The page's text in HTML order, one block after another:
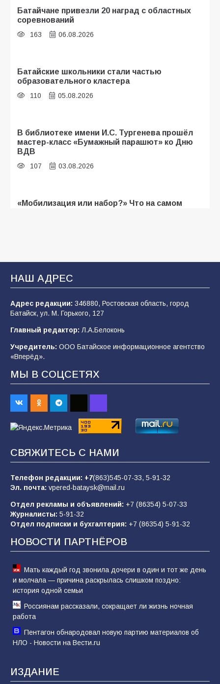
Батайчане привезли 20 наград с областных
соревнований
163 06.08.2026
Батайские школьники стали частью
образовательного кластера
110 05.08.2026
В библиотеке имени И.С. Тургенева прошёл
мастер-класс «Бумажный парашют» ко Дню
ВДВ
107 03.08.2026
«Мобилизация или набор?» Что на самом
В Батайске продолжаются дорожные работы
101 04.08.2026
после выборов: в Госдуме дали ответ
99 06.08.2026
«Слухами Москву не возьмёшь»: почему
заявления Киева о мобилизации — это
отчаяние, а не разведка
02.08.2026
В детском саду № 35 дети освоили
строительные профессии в ходе
спортивного праздника
76 07.08.2026
Морской квест в детском саду: как
воспитанники спасали Нептуна
74 01.08.2026
НАШ АДРЕС
Адрес редакции: 346880, Ростовская область, город
Батайск, ул. М. Горького, 127
Главный редактор: Л.А.Белоконь
Учредитель: ООО Батайское информационное агентство
«Вперёд».
МЫ В СОЦСЕТЯХ
СВЯЖИТЕСЬ С НАМИ
Телефон редакции: +7(863)545-07-33, 5-91-32
Эл. почта: vpered-bataysk@mail.ru
Отдел рекламы и объявлений: +7 (86354) 5-07-33
Журналисты: 5-91-32
Отдел подписки и бухгалтерия: +7 (86354) 5-91-32
НОВОСТИ ПАРТНЁРОВ
Мать каждый год звонила дочери в один и тот же день
и молчала — причина раскрылась слишком поздно:
история одной семьи
Россиянам рассказали, сокращает ли жизнь ночная
работа
Пентагон обнародовал новую партию материалов об
НЛО - Новости на Вести.ru
ИЗДАНИЕ